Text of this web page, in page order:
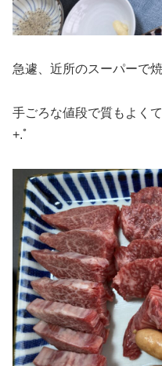
急遽、近所のスーパーで
手ごろな値段で質もよく
+.ﾟ